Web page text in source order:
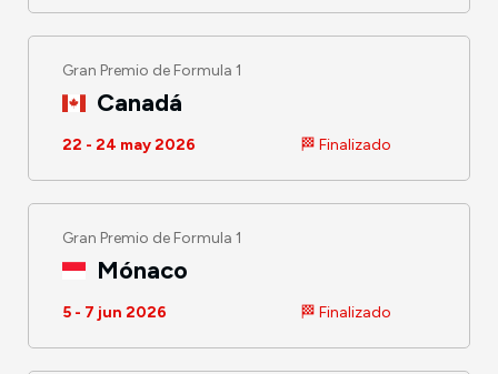
Gran Premio de Formula 1
Canadá
22 - 24 may 2026 🏁 Finalizado
Gran Premio de Formula 1
Mónaco
5 - 7 jun 2026 🏁 Finalizado